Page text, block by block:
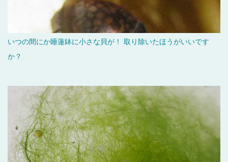
いつの間にか睡蓮鉢に小さな貝が！ 取り除いたほうがいいです
か？